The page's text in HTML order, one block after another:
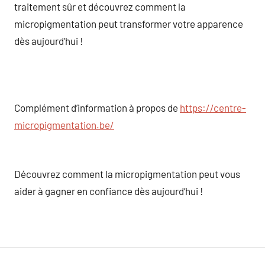
traitement sûr et découvrez comment la
micropigmentation peut transformer votre apparence
dès aujourd’hui !
Complément d’information à propos de https://centre-
micropigmentation.be/
Découvrez comment la micropigmentation peut vous
aider à gagner en confiance dès aujourd’hui !